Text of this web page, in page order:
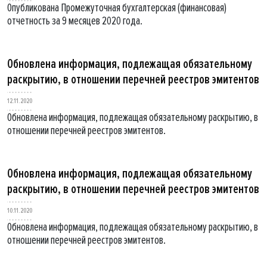
Опубликована Промежуточная бухгалтерская (финансовая)
отчетность за 9 месяцев 2020 года.
Обновлена информация, подлежащая обязательному
раскрытию, в отношении перечней реестров эмитентов
12.11.2020
Обновлена информация, подлежащая обязательному раскрытию, в
отношении перечней реестров эмитентов.
Обновлена информация, подлежащая обязательному
раскрытию, в отношении перечней реестров эмитентов
10.11.2020
Обновлена информация, подлежащая обязательному раскрытию, в
отношении перечней реестров эмитентов.